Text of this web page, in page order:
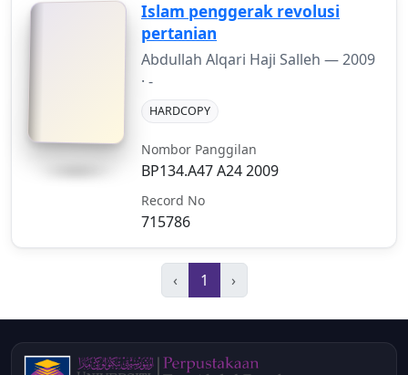
Islam penggerak revolusi
pertanian
Abdullah Alqari Haji Salleh —2009
· -
HARDCOPY
Nombor Panggilan
BP134.A47 A24 2009
Record No
715786
‹ 1 ›